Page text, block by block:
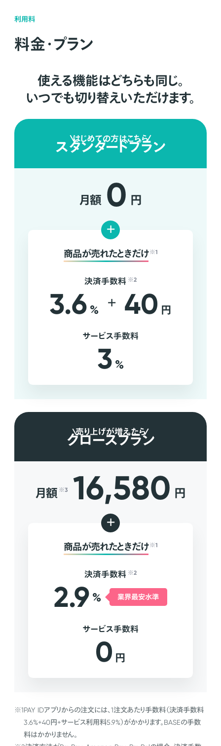
利用料
料金・プラン
使える機能はどちらも同じ。
いつでも切り替えいただけます。
はじめての方はこちら
スタンダードプラン
月額 0 円
+
商品が売れたときだけ ※1
決済手数料 ※2
3.6 % + 40 円
サービス手数料
3 %
売り上げが増えたら
グロースプラン
月額 ※3 16,580 円
+
商品が売れたときだけ ※1
決済手数料 ※2
2.9 % 業界最安水準
サービス手数料
0 円
※1PAY IDアプリからの注文には、1注文あたり手数料（決済手数料
3.6%+40円+サービス利用料5.9%）がかかります。BASEの手数
料はかかりません。